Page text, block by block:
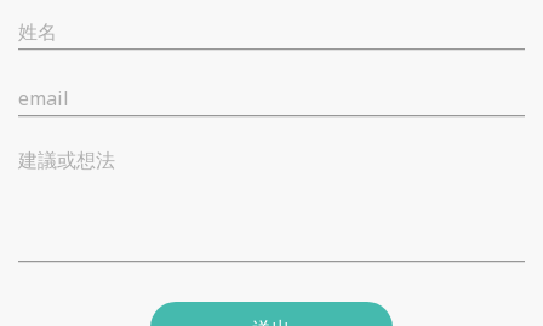
姓名
email
建議或想法